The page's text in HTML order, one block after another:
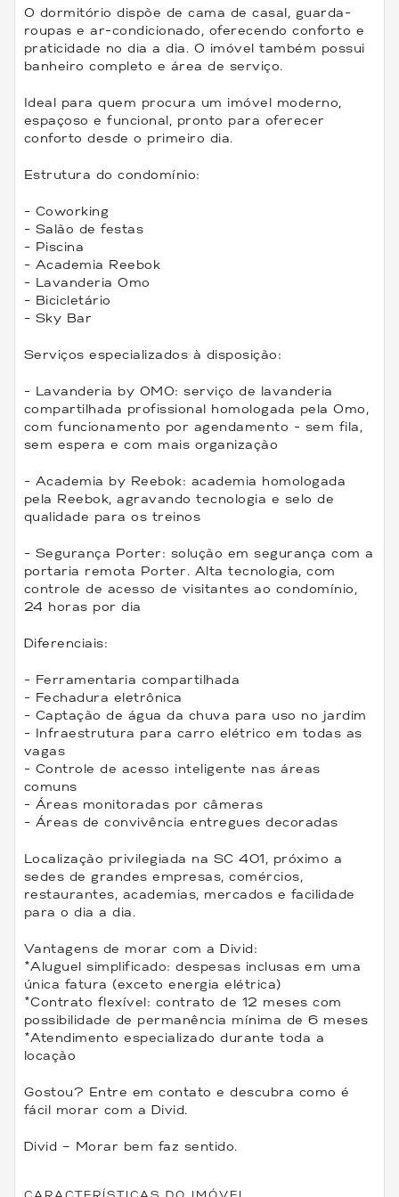
O dormitório dispõe de cama de casal, guarda-
roupas e ar-condicionado, oferecendo conforto e
praticidade no dia a dia. O imóvel também possui
banheiro completo e área de serviço.
Ideal para quem procura um imóvel moderno,
espaçoso e funcional, pronto para oferecer
conforto desde o primeiro dia.
Estrutura do condomínio:
- Coworking
- Salão de festas
- Piscina
- Academia Reebok
- Lavanderia Omo
- Bicicletário
- Sky Bar
Serviços especializados à disposição:
- Lavanderia by OMO: serviço de lavanderia
compartilhada profissional homologada pela Omo,
com funcionamento por agendamento - sem fila,
sem espera e com mais organização
- Academia by Reebok: academia homologada
pela Reebok, agravando tecnologia e selo de
qualidade para os treinos
- Segurança Porter: solução em segurança com a
portaria remota Porter. Alta tecnologia, com
controle de acesso de visitantes ao condomínio,
24 horas por dia
Diferenciais:
- Ferramentaria compartilhada
- Fechadura eletrônica
- Captação de água da chuva para uso no jardim
- Infraestrutura para carro elétrico em todas as
vagas
- Controle de acesso inteligente nas áreas
comuns
- Áreas monitoradas por câmeras
- Áreas de convivência entregues decoradas
Localização privilegiada na SC 401, próximo a
sedes de grandes empresas, comércios,
restaurantes, academias, mercados e facilidade
para o dia a dia.
Vantagens de morar com a Divid:
*Aluguel simplificado: despesas inclusas em uma
única fatura (exceto energia elétrica)
*Contrato flexível: contrato de 12 meses com
possibilidade de permanência mínima de 6 meses
*Atendimento especializado durante toda a
locação
Gostou? Entre em contato e descubra como é
fácil morar com a Divid.
Divid – Morar bem faz sentido.